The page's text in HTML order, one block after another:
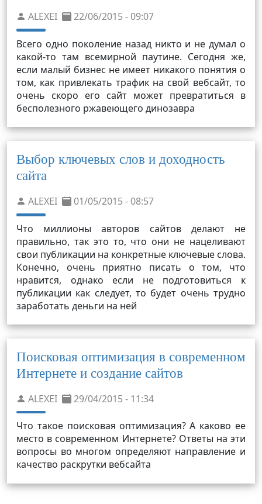
ALEXEI 22/06/2015 - 09:07
Всего одно поколение назад никто и не думал о
какой-то там всемирной паутине. Сегодня же,
если малый бизнес не имеет никакого понятия о
том, как привлекать трафик на свой вебсайт, то
очень скоро его сайт может превратиться в
бесполезного ржавеющего динозавра
Выбор ключевых слов и доходность
сайта
ALEXEI 01/05/2015 - 08:57
Что миллионы авторов сайтов делают не
правильно, так это то, что они не нацеливают
свои публикации на конкретные ключевые слова.
Конечно, очень приятно писать о том, что
нравится, однако если не подготовиться к
публикации как следует, то будет очень трудно
заработать деньги на ней
Поисковая оптимизация в современном
Интернете и создание сайтов
ALEXEI 29/04/2015 - 11:34
Что такое поисковая оптимизация? А каково ее
место в современном Интернете? Ответы на эти
вопросы во многом определяют направление и
качество раскрутки вебсайта